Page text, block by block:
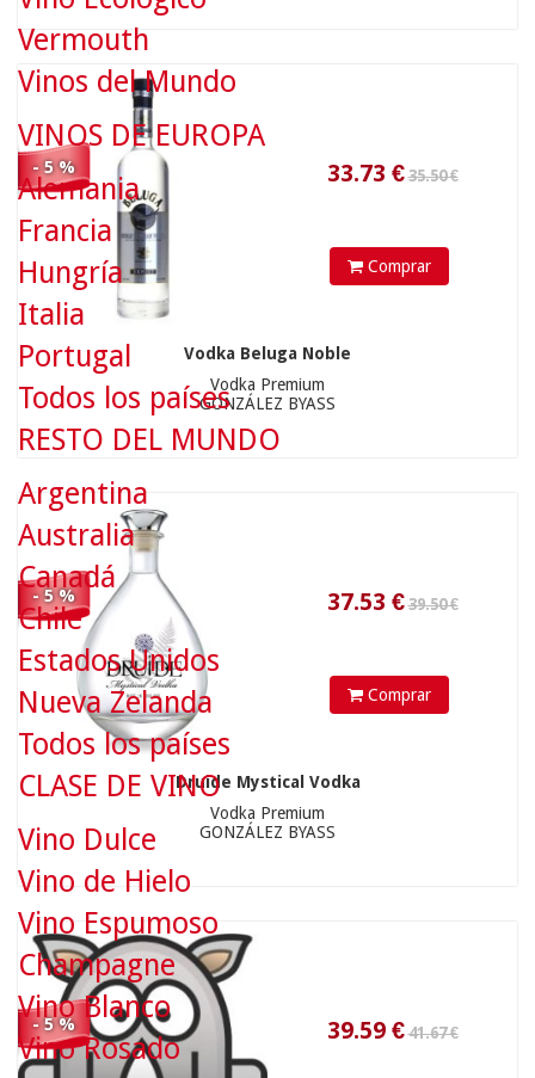
- 5 %
Comprar
Vodka Beluga Noble
Vodka Premium
GONZÁLEZ BYASS
- 5 %
37.53
Comprar
Druide Mystical Vodka
Vodka Premium
GONZÁLEZ BYASS
- 5 %
39.59€
Vermouth
Vinos del Mundo
VINOS DE EUROPA
Alemania
Francia
Hungría
Italia
Portugal
Todos los países
RESTO DEL MUNDO
Argentina
Australia
Canadá
Chile
Estados Unidos
Nueva Zelanda
Todos los países
CLASE DE VINO
Vino Dulce
Vino de Hielo
Vino Espumoso
Champagne
Vino Blanco
Vino Rosado